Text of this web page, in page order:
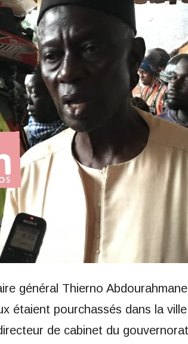
général Thierno
étaient pourchassés dans la
de cabinet du